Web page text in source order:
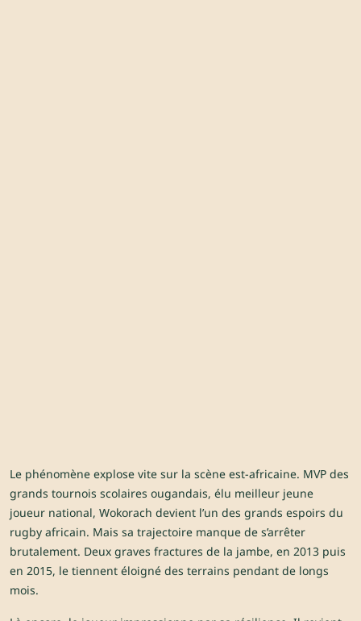
Le phénomène explose vite sur la scène est-africaine. MVP des
grands tournois scolaires ougandais, élu meilleur jeune
joueur national, Wokorach devient l’un des grands espoirs du
rugby africain. Mais sa trajectoire manque de s’arrêter
brutalement. Deux graves fractures de la jambe, en 2013 puis
en 2015, le tiennent éloigné des terrains pendant de longs
mois.